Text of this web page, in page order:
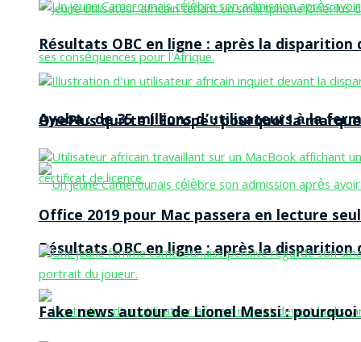
OnePlus quitte l’Europe : pourquoi la
Résultats OBC en ligne : après la disparition
Résultats OBC en ligne : après la disparition
Ayoba : de 35 millions d’utilisateurs à la
Office 2019 pour Mac passera en lecture
Fake news autour de Lionel Messi :